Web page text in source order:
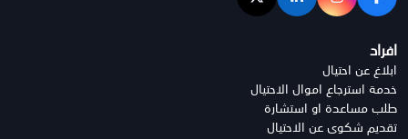
افراد
ابلاغ عن احتيال
خدمة استرجاع اموال الاحتيال
طلب مساعدة او استشارة
تقديم شكوى عن الاحتيال